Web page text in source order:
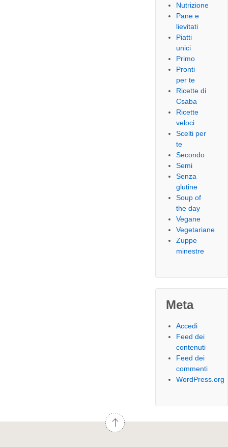
Nutrizione
Pane e
lievitati
Piatti
unici
Primo
Pronti
per te
Ricette di
Csaba
Ricette
veloci
Scelti per
te
Secondo
Semi
Senza
glutine
Soup of
the day
Vegane
Vegetariane
Zuppe
minestre
Meta
Accedi
Feed dei
contenuti
Feed dei
commenti
WordPress.org